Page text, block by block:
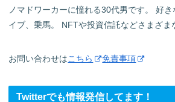
ノマドワーカーに憧れる30代男です。 好
イブ、乗馬。 NFTや投資信託などさまざま
お問い合わせはこちら 免責事項
Twitterでも情報発信してます！